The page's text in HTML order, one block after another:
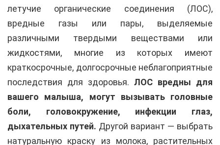
летучие органические соединения (ЛОС),
вредные газы или пары, выделяемые
различными твердыми веществами или
жидкостями, многие из которых имеют
краткосрочные, долгосрочные неблагоприятные
последствия для здоровья. ЛОС вредны для
вашего малыша, могут вызывать головные
боли, головокружение, инфекции глаз,
дыхательных путей. Другой вариант — выбрать
натуральную краску из молока, растительных